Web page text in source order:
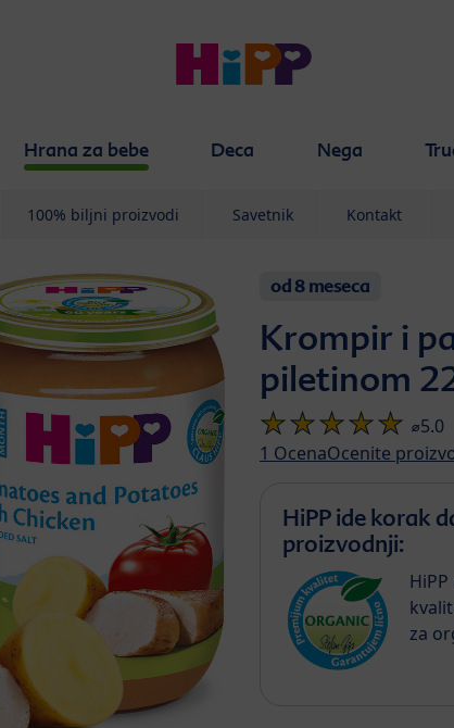
Hrana za bebe Deca Nega
100% biljni proizvodi Savetnik Kontakt
od 8 meseca
Krompir i
piletinom
⌀5.0
1 OcenaOcenite
HiPP ide korak
proizvodnji:
za